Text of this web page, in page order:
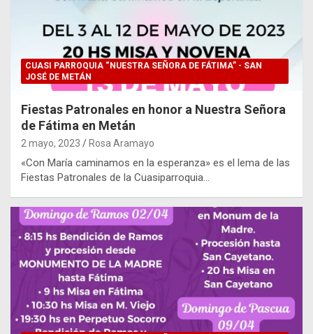
CUASI PARROQUIA “NUESTRA SEÑORA DE FÁTIMA” - SAN
JOSÉ DE METÁN
Fiestas Patronales en honor a Nuestra Señora
de Fátima en Metán
2 mayo, 2023 Rosa Aramayo
«Con María caminamos en la esperanza» es el lema de las
Fiestas Patronales de la Cuasiparroquia…